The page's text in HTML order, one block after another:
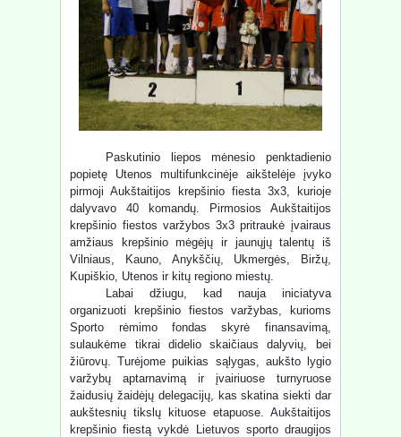
Paskutinio liepos mėnesio penktadienio
popietę Utenos multifunkcinėje aikštelėje įvyko
pirmoji Aukštaitijos krepšinio fiesta 3x3, kurioje
dalyvavo 40 komandų. Pirmosios Aukštaitijos
krepšinio fiestos varžybos 3x3 pritraukė įvairaus
amžiaus krepšinio mėgėjų ir jaunųjų talentų iš
Vilniaus, Kauno, Anykščių, Ukmergės, Biržų,
Kupiškio, Utenos ir kitų regiono miestų.
Labai džiugu, kad nauja iniciatyva
organizuoti krepšinio fiestos varžybas, kurioms
Sporto rėmimo fondas skyrė finansavimą,
sulaukėme tikrai didelio skaičiaus dalyvių, bei
žiūrovų. Turėjome puikias sąlygas, aukšto lygio
varžybų aptarnavimą ir įvairiuose turnyruose
žaidusių žaidėjų delegacijų, kas skatina siekti dar
aukštesnių tikslų kituose etapuose. Aukštaitijos
krepšinio fiestą vykdė Lietuvos sporto draugijos